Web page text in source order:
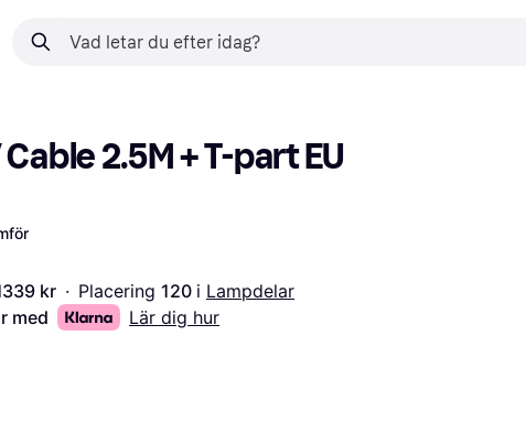
2.5M + T-part EU
339 kr · Placering 120 i Lampdelar
med
Lär dig hur